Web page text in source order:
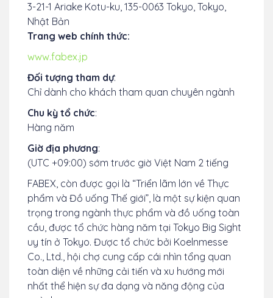
3-21-1 Ariake Kotu-ku, 135-0063 Tokyo, Tokyo,
Nhật Bản
Trang web chính thức:
www.fabex.jp
Đối tượng tham dự:
Chỉ dành cho khách tham quan chuyên ngành
Chu kỳ tổ chức:
Hàng năm
Giờ địa phương:
(UTC +09:00) sớm trước giờ Việt Nam 2 tiếng
FABEX, còn được gọi là “Triển lãm lớn về Thực
phẩm và Đồ uống Thế giới”, là một sự kiện quan
trọng trong ngành thực phẩm và đồ uống toàn
cầu, được tổ chức hàng năm tại Tokyo Big Sight
uy tín ở Tokyo. Được tổ chức bởi Koelnmesse
Co., Ltd., hội chợ cung cấp cái nhìn tổng quan
toàn diện về những cải tiến và xu hướng mới
nhất thể hiện sự đa dạng và năng động của